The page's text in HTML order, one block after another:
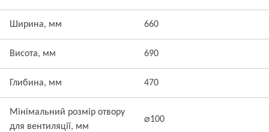
Ширина, мм 660
Висота, мм 690
Глибина, мм 470
Мінімальний розмір отвору
для вентиляції, мм
⌀100